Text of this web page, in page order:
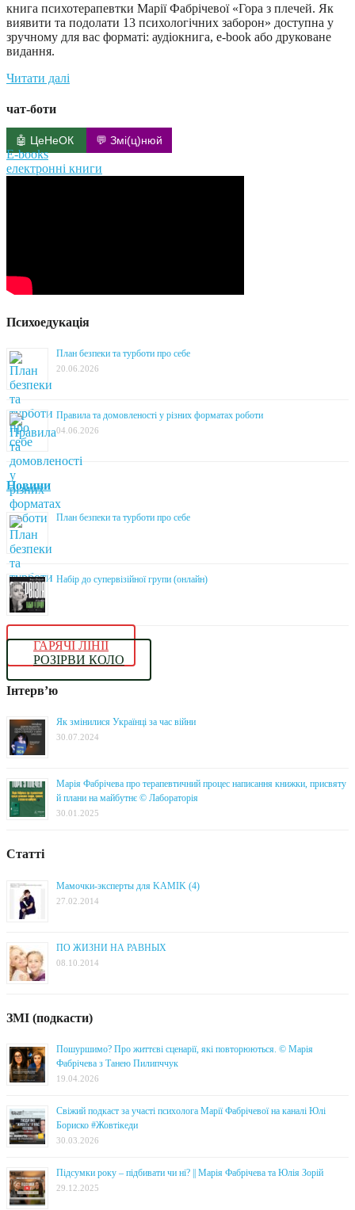
книга психотерапевтки Марії Фабрічевої «Гора з плечей. Як
виявити та подолати 13 психологічних заборон» доступна у
зручному для вас форматі: аудіокнига, e-book або друковане
видання.
Читати далі
чат-боти
🤖 ЦеНеОК 💬 Змі(ц)нюй
E-books
електронні книги
Психоедукація
План безпеки та турботи про себе
20.06.2026
Правила та домовленості у різних форматах роботи
04.06.2026
Новини
План безпеки та турботи про себе
Набір до супервізійної групи (онлайн)
ГАРЯЧІ ЛІНІЇ
РОЗІРВИ КОЛО
Інтерв’ю
Як змінилися Українці за час війни
30.07.2024
Марія Фабрічева про терапевтичний процес написання книжки, присвяту
й плани на майбутнє © Лабораторія
30.01.2025
Статті
Мамочки-эксперты для KAMIK (4)
27.02.2014
ПО ЖИЗНИ НА РАВНЫХ
08.10.2014
ЗМІ (подкасти)
Пошуршимо? Про життєві сценарії, які повторюються. © Марія
Фабрічева з Танею Пилипччук
19.04.2026
Свіжий подкаст за участі психолога Марії Фабрічевої на каналі Юлі
Бориско #Жовтікеди
30.03.2026
Підсумки року – підбивати чи ні? || Марія Фабрічева та Юлія Зорій
29.12.2025